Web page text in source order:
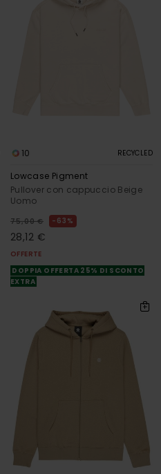
10 RECYCLED
Lowcase Pigment
Pullover con cappuccio Beige
Uomo
75,00 € 63%
28,12 €
OFFERTE
DOPPIA OFFERTA 25% DI SCONTO
EXTRA